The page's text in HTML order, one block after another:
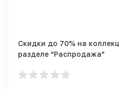
Скидки до 70% на
разделе "Распродажа"